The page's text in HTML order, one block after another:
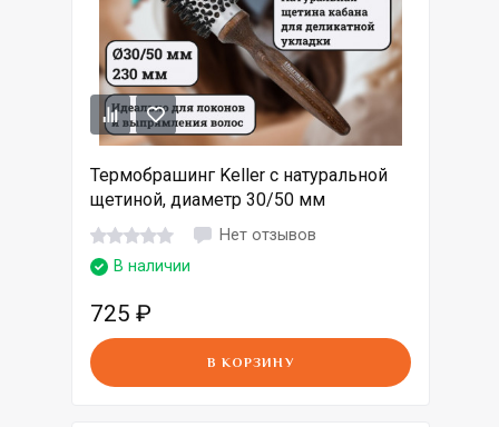
Термобрашинг Keller с натуральной
щетиной, диаметр 30/50 мм
Нет отзывов
В наличии
725 ₽
В КОРЗИНУ